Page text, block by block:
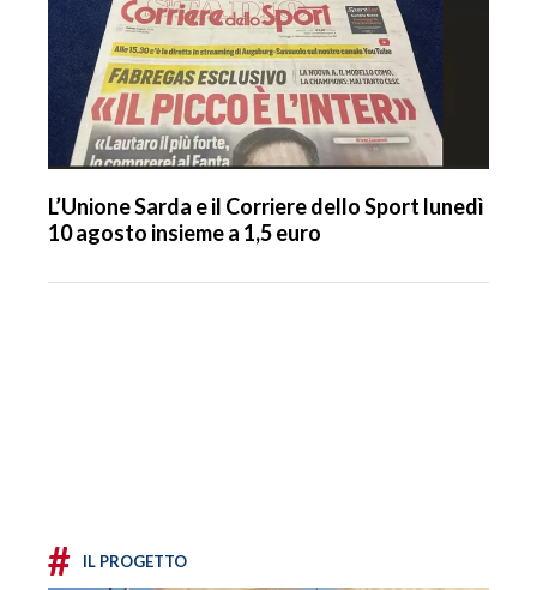
L’Unione Sarda e il Corriere dello Sport lunedì
10 agosto insieme a 1,5 euro
# IL PROGETTO